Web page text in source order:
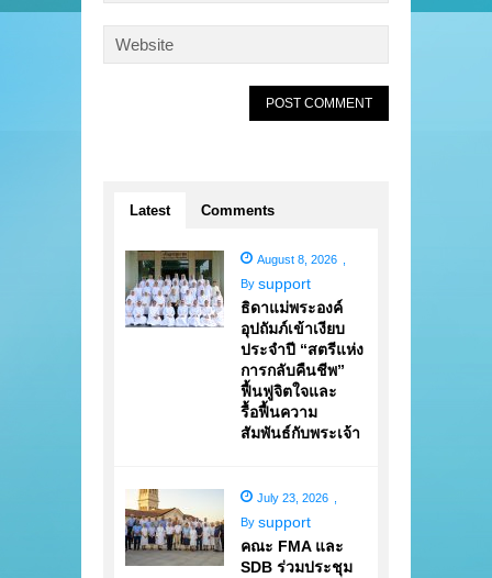
Latest Comments
August 8, 2026
By support
ธิดาแม่พระองค์
อุปถัมภ์เข้าเงียบ
ประจำปี “สตรีแห่ง
การกลับคืนชีพ”
ฟื้นฟูจิตใจและ
รื้อฟื้นความ
สัมพันธ์กับพระเจ้า
July 23, 2026
By support
คณะ FMA และ
SDB ร่วมประชุม